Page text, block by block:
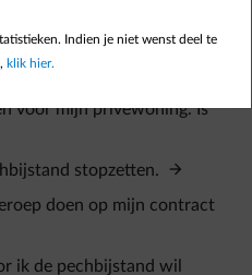
online beheren?
voor mijn privéwoning. Is
stopzetten.
doen op mijn contract
ik de pechbijstand wil
Indien je niet wenst deel te
klik hier.